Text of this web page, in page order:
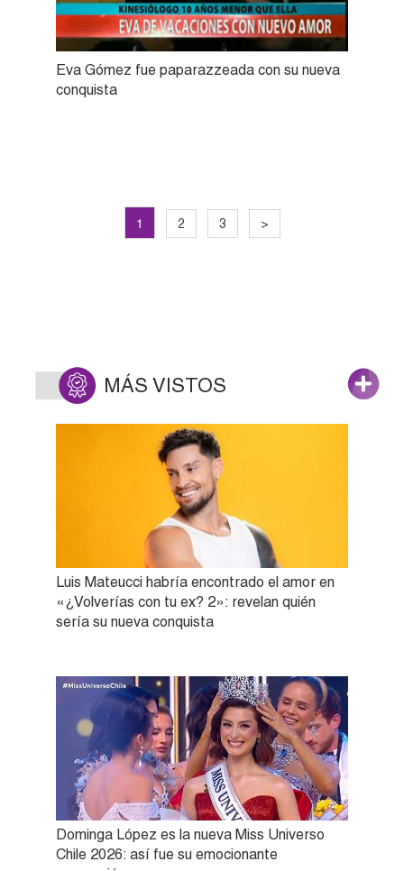
Eva Gómez fue paparazzeada con su nueva
conquista
1 2 3 >
MÁS VISTOS
Luis Mateucci habría encontrado el amor en
«¿Volverías con tu ex? 2»: revelan quién
sería su nueva conquista
Dominga López es la nueva Miss Universo
Chile 2026: así fue su emocionante